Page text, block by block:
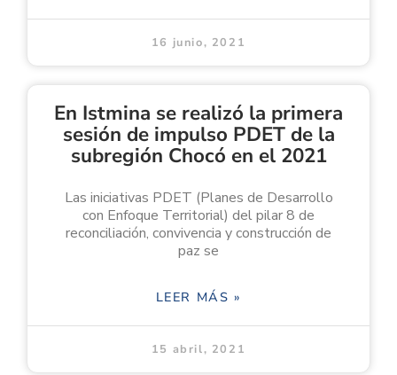
16 junio, 2021
En Istmina se realizó la primera
sesión de impulso PDET de la
subregión Chocó en el 2021
Las iniciativas PDET (Planes de Desarrollo
con Enfoque Territorial) del pilar 8 de
reconciliación, convivencia y construcción de
paz se
LEER MÁS »
15 abril, 2021